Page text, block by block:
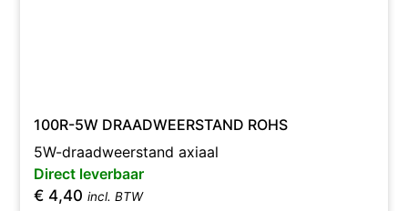
100R-5W DRAADWEERSTAND ROHS
5W-draadweerstand axiaal
Direct leverbaar
€ 4,40 incl. BTW